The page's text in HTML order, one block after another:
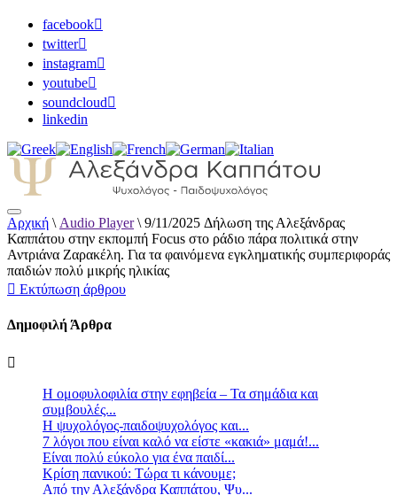
facebook
twitter
instagram
youtube
soundcloud
linkedin
Αλεξάνδρα Καππάτου Ψυχολόγος –
Παιδοψυχολόγος
Αρχική \ Audio Player\ 9/11/2025 Δήλωση της Αλεξάνδρας
Καππάτου στην εκπομπή Focus στο ράδιο πάρα πολιτικά στην
Αντριάνα Ζαρακέλη. Για τα φαινόμενα εγκληματικής συμπεριφοράς
παιδιών πολύ μικρής ηλικίας
Εκτύπωση άρθρου
Δημοφιλή Άρθρα
Η ομοφυλοφιλία στην εφηβεία – Τα σημάδια και
συμβουλές...
Η ψυχολόγος-παιδοψυχολόγος και...
7 λόγοι που είναι καλό να είστε «κακιά» μαμά!...
Είναι πολύ εύκολο για ένα παιδί...
Κρίση πανικού: Τώρα τι κάνουμε;
Από την Αλεξάνδρα Καππάτου, Ψυ...